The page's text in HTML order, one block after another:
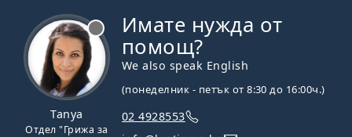
Tanya
Отдел "Грижа за
Имате нужда от
помощ?
We also speak English
(понеделник - петък от 8:30 до 16:00ч.)
02 4928553